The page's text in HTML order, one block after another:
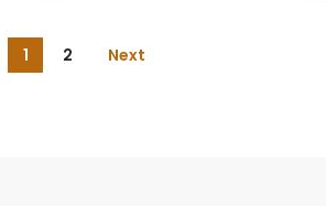
1 2 Next